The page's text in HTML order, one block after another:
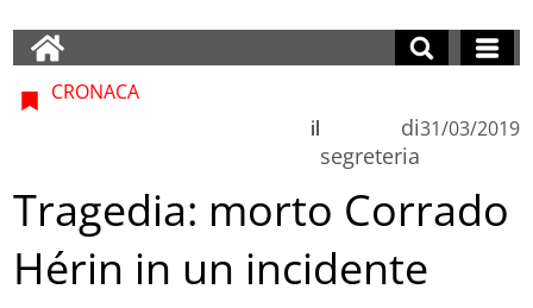
CRONACA
di
segreteria
il 31/03/2019
Tragedia: morto Corrado
Hérin in un incidente